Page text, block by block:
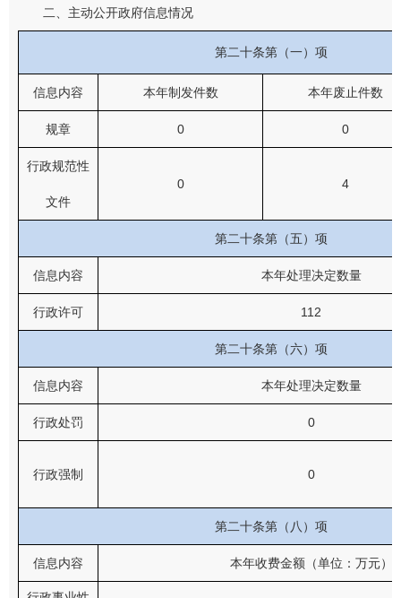
二、主动公开政府信息情况
第二十条第（一）项
信息内容 本年制发件数 本年废止件数
规章 0 0
行政规范性
文件
0 4
第二十条第（五）项
信息内容 本年处理决定数量
行政许可 112
第二十条第（六）项
信息内容 本年处理决定数量
行政处罚 0
行政强制 0
第二十条第（八）项
信息内容 本年收费金额（单位：万元）